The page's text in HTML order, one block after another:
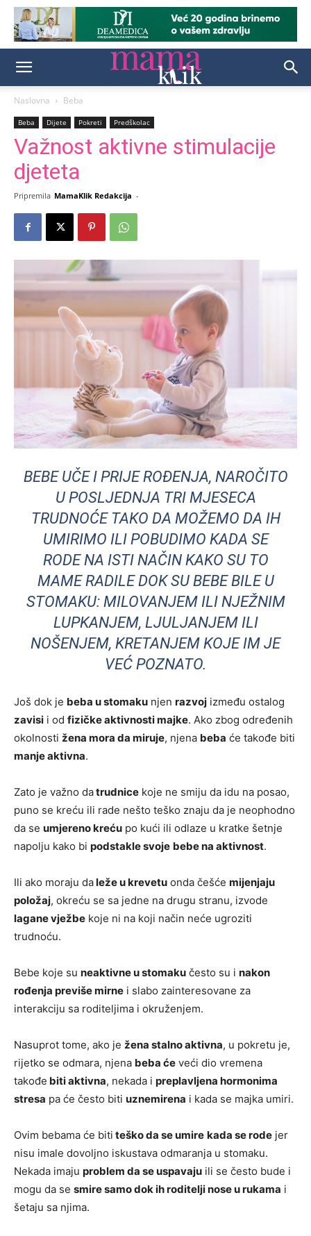
Naslovna Beba
Beba Dijete Pokreti Predškolac
Važnost aktivne stimulacije
djeteta
Pripremila MamaKlik Redakcija -
BEBE UČE I PRIJE ROĐENJA, NAROČITO
U POSLJEDNJA TRI MJESECA
TRUDNOĆE TAKO DA MOŽEMO DA IH
UMIRIMO ILI POBUDIMO KADA SE
RODE NA ISTI NAČIN KAKO SU TO
MAME RADILE DOK SU BEBE BILE U
STOMAKU: MILOVANJEM ILI NJEŽNIM
LUPKANJEM, LJULJANJEM ILI
NOŠENJEM, KRETANJEM KOJE IM JE
VEĆ POZNATO.
Još dok je beba u stomaku njen razvoj između ostalog
zavisi i od fizičke aktivnosti majke. Ako zbog određenih
okolnosti žena mora da miruje, njena beba će takođe biti
manje aktivna.
Zato je važno datrudnice koje ne smiju da idu na posao,
puno se kreću ili rade nešto teško znaju da je neophodno
da se umjereno kreću po kući ili odlaze u kratke šetnje
napolju kako bi podstakle svoje bebe na aktivnost.
Ili ako moraju daleže u krevetu onda češće mijenjaju
položaj, okreću se sa jedne na drugu stranu, izvode
lagane vježbe koje ni na koji način neće ugroziti
trudnoću.
Bebe koje su neaktivne u stomaku često su i nakon
rođenja previše mirne i slabo zainteresovane za
interakciju sa roditeljima i okruženjem.
Nasuprot tome, ako je žena stalno aktivna, u pokretu je,
rijetko se odmara, njena beba će veći dio vremena
takođe biti aktivna, nekada i preplavljena hormonima
stresa pa će često biti uznemirena i kada se majka umiri.
Ovim bebama će biti teško da se umire kada se rode jer
nisu imale dovoljno iskustava odmaranja u stomaku.
Nekada imaju problem da se uspavaju ili se često bude i
mogu da se smire samo dok ih roditelji nose u rukama i
šetaju sa njima.